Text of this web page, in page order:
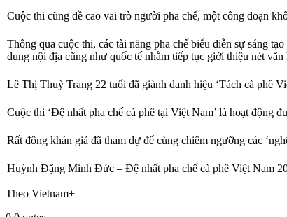
Cuộc thi cũng đề cao vai trò người pha chế, một công đoạn
Thông qua cuộc thi, các tài năng pha chế biểu diễn sự sáng
dung nội địa cũng như quốc tế nhằm tiếp tục giới thiệu nét
Lê Thị Thuỳ Trang 22 tuổi đã giành danh hiệu ‘Tách cà phê
Cuộc thi ‘Đệ nhất pha chế cà phê tại Việt Nam’ là hoạt động
Rất đông khán giả đã tham dự để cùng chiêm ngưỡng các
Huỳnh Đặng Minh Đức – Đệ nhất pha chế cà phê Việt Nam
Theo Vietnam+